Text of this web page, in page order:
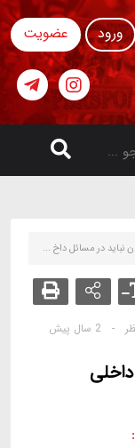
ورود عضویت
نباید در مسائل داخ ...
- 2 سال پیش